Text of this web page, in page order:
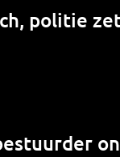
politie